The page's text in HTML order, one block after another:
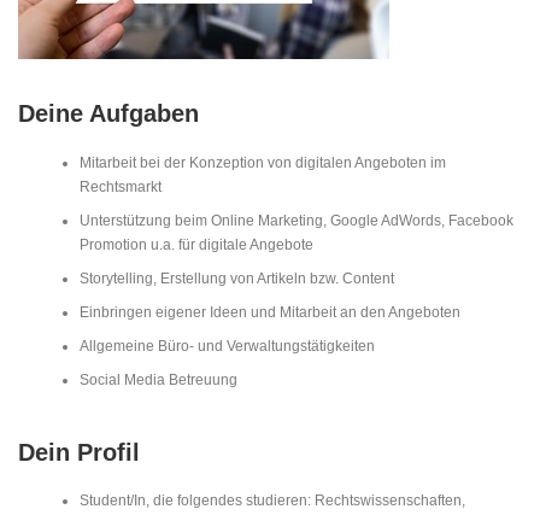
Deine Aufgaben
Mitarbeit bei der Konzeption von digitalen Angeboten im
Rechtsmarkt
Unterstützung beim Online Marketing, Google AdWords, Facebook
Promotion u.a. für digitale Angebote
Storytelling, Erstellung von Artikeln bzw. Content
Einbringen eigener Ideen und Mitarbeit an den Angeboten
Allgemeine Büro- und Verwaltungstätigkeiten
Social Media Betreuung
Dein Profil
Student/In, die folgendes studieren: Rechtswissenschaften,